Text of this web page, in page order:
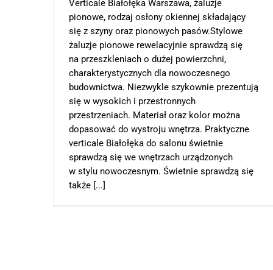
Verticale Białołęka Warszawa, żaluzje
pionowe, rodzaj osłony okiennej składający
się z szyny oraz pionowych pasów.Stylowe
żaluzje pionowe rewelacyjnie sprawdzą się
na przeszkleniach o dużej powierzchni,
charakterystycznych dla nowoczesnego
budownictwa. Niezwykle szykownie prezentują
się w wysokich i przestronnych
przestrzeniach. Materiał oraz kolor można
dopasować do wystroju wnętrza. Praktyczne
verticale Białołęka do salonu świetnie
sprawdzą się we wnętrzach urządzonych
w stylu nowoczesnym. Świetnie sprawdzą się
także [...]